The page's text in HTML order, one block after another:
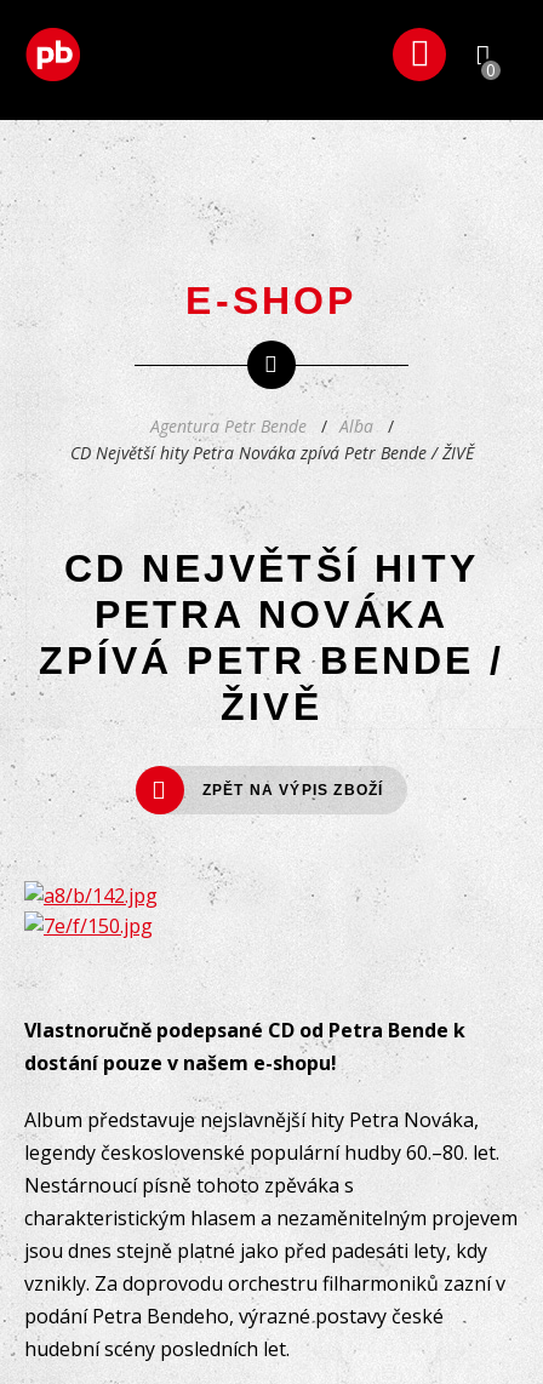
0
E-SHOP
Agentura Petr Bende
Alba
CD Největší hity Petra Nováka zpívá Petr Bende / ŽIVĚ
CD NEJVĚTŠÍ HITY
PETRA NOVÁKA
ZPÍVÁ PETR BENDE /
ŽIVĚ
ZPĚT NA VÝPIS ZBOŽÍ
Vlastnoručně podepsané CD od Petra Bende k
dostání pouze v našem e-shopu!
Album představuje nejslavnější hity Petra Nováka,
legendy československé populární hudby 60.–80. let.
Nestárnoucí písně tohoto zpěváka s
charakteristickým hlasem a nezaměnitelným projevem
jsou dnes stejně platné jako před padesáti lety, kdy
vznikly. Za doprovodu orchestru filharmoniků zazní v
podání Petra Bendeho, výrazné postavy české
hudební scény posledních let.